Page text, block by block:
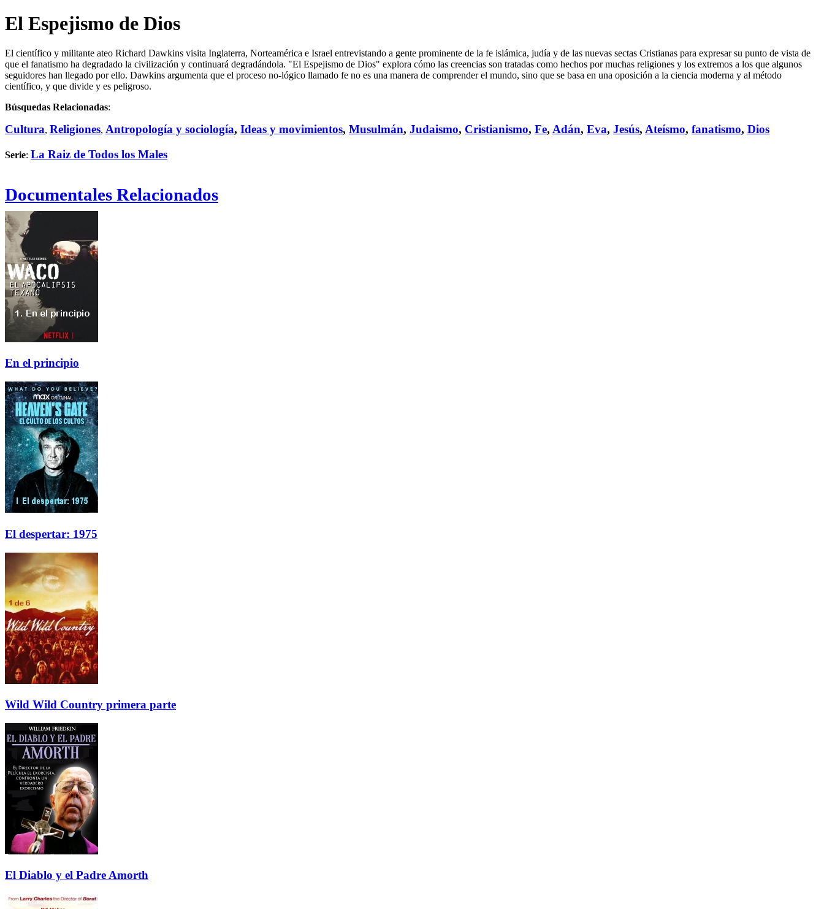
El Espejismo de Dios
El científico y militante ateo Richard Dawkins visita Inglaterra, Norteamérica e Israel entrevistando a gente prominente de la fe islámica, judía y de las nuevas sectas Cristianas para expresar su punto de vista de
que el fanatismo ha degradado la civilización y continuará degradándola. "El Espejismo de Dios" explora cómo las creencias son tratadas como hechos por muchas religiones y los extremos a los que algunos
seguidores han llegado por ello. Dawkins argumenta que el proceso no-lógico llamado fe no es una manera de comprender el mundo, sino que se basa en una oposición a la ciencia moderna y al método
científico, y que divide y es peligroso.
Búsquedas Relacionadas:
Cultura, Religiones, Antropología y sociología, Ideas y movimientos, Musulmán, Judaismo, Cristianismo, Fe, Adán, Eva, Jesús, Ateísmo, fanatismo, Dios
Serie: La Raiz de Todos los Males
Documentales Relacionados
En el principio
El despertar: 1975
Wild Wild Country primera parte
El Diablo y el Padre Amorth